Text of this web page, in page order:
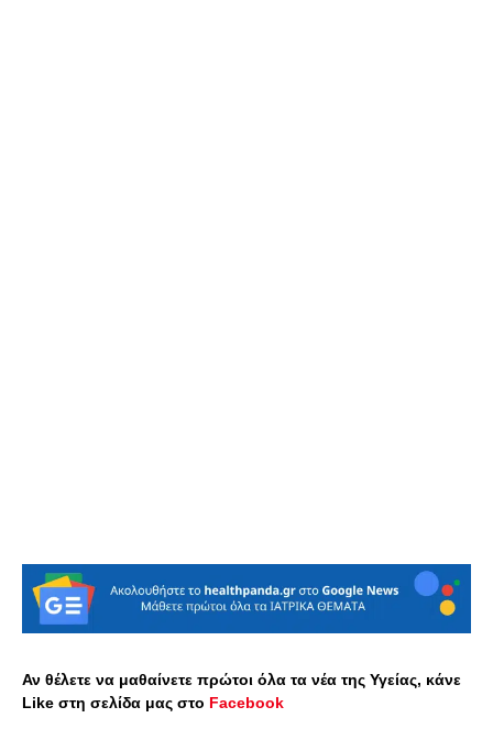
Αν θέλετε να μαθαίνετε πρώτοι όλα τα νέα της Υγείας, κάνε
Like στη σελίδα μας στο Facebook